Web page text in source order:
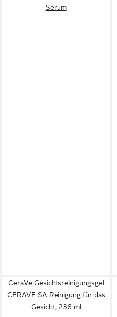
Serum
CeraVe Gesichtsreinigungsgel
CERAVE SA Reinigung für das
Gesicht, 236 ml